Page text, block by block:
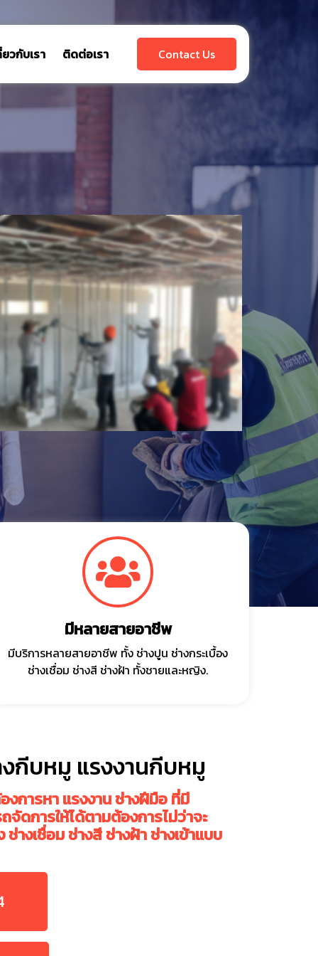
ยวกับเรา ติดต่อเรา Contact Us
มีหลายสายอาชีพ
มีบริการหลายสายอาชีพ ทั้ง ช่างปูน ช่างกระเบื้อง
ช่างเชื่อม ช่างสี ช่างฝ้า ทั้งชายและหญิง.
งกีบหมู แรงงานกีบหมู
การหา แรงงาน ช่างฝีมือ ที่มี
จัดการให้ได้ตามต้องการไม่ว่าจะ
ช่างเชื่อม ช่างสี ช่างฝ้า ช่างเข้าแบบ